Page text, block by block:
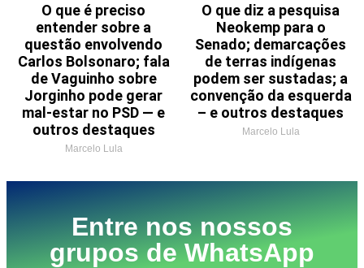
O que é preciso
entender sobre a
questão envolvendo
Carlos Bolsonaro; fala
de Vaguinho sobre
Jorginho pode gerar
mal-estar no PSD — e
outros destaques
Marcelo Lula
O que diz a pesquisa
Neokemp para o
Senado; demarcações
de terras indígenas
podem ser sustadas; a
convenção da esquerda
– e outros destaques
Marcelo Lula
Entre nos nossos
grupos de WhatsApp